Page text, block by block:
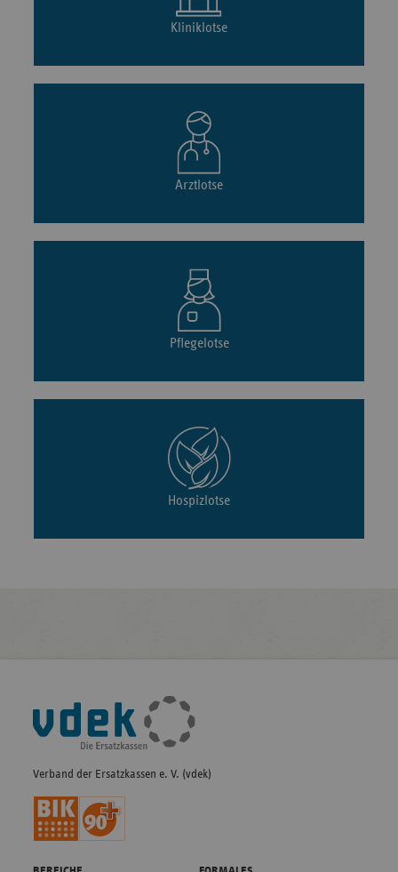
Kliniklotse
Arztlotse
Pflegelotse
Hospizlotse
Fußleisten-
Navigation
Verband der Ersatzkassen e. V. (vdek)